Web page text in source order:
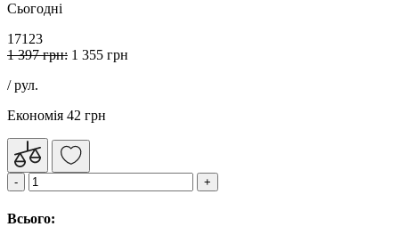
Сьогодні
17123
1 397 грн: 1 355 грн
/ рул.
Економія 42 грн
Всього: